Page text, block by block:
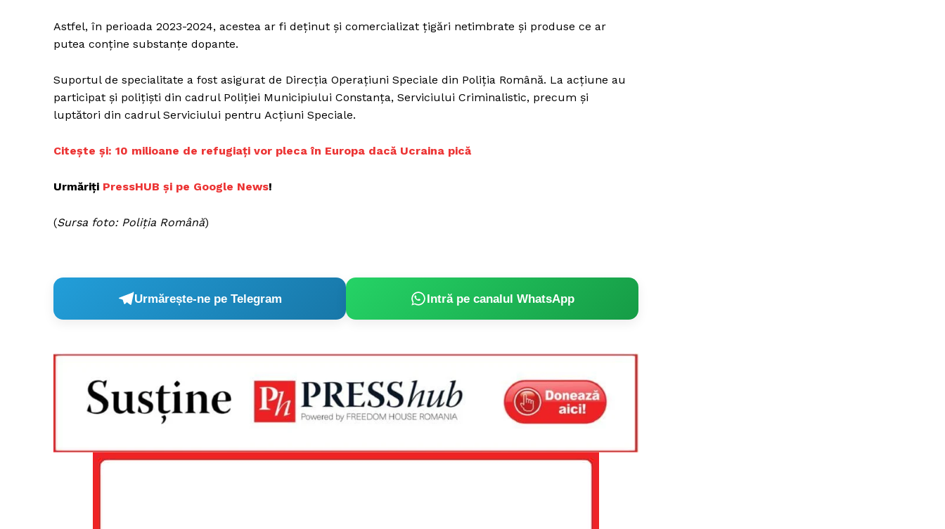
Astfel, în perioada 2023-2024, acestea ar fi deţinut şi comercializat ţigări netimbrate şi produse ce ar
putea conţine substanţe dopante.
Suportul de specialitate a fost asigurat de Direcţia Operaţiuni Speciale din Poliţia Română. La acţiune au
participat şi poliţişti din cadrul Poliţiei Municipiului Constanţa, Serviciului Criminalistic, precum şi
luptători din cadrul Serviciului pentru Acţiuni Speciale.
Citește și: 10 milioane de refugiați vor pleca în Europa dacă Ucraina pică
Urmăriți PressHUB și pe Google News!
(Sursa foto: Poliția Română)
Urmărește-ne pe Telegram Intră pe canalul WhatsApp